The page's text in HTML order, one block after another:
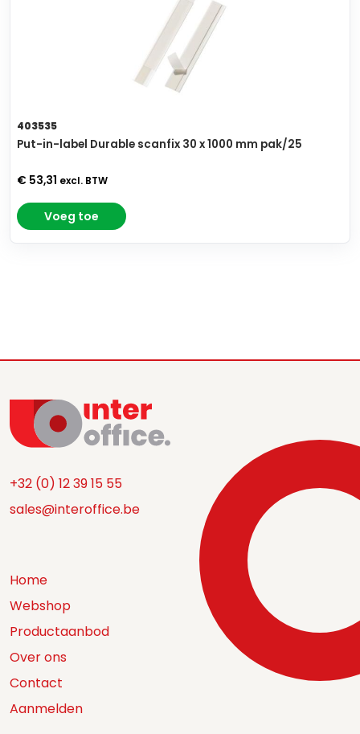
403535
Put-in-label Durable scanfix 30 x 1000 mm pak/25
€ 53,31 excl. BTW
Voeg toe
+32 (0) 12 39 15 55
sales@interoffice.be
Home
Webshop
Productaanbod
Over ons
Contact
Aanmelden